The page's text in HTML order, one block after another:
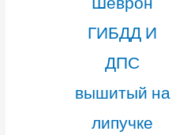
ГИБДД И
ДПС
вышитый на
липучке